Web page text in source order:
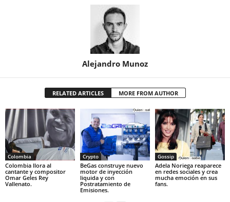
Alejandro Munoz
RELATED ARTICLES MORE FROM AUTHOR
Colombia
Colombia llora al
cantante y compositor
Omar Geles Rey
Vallenato.
Crypto
BeGas construye nuevo
motor de inyección
liquida y con
Postratamiento de
Emisiones.
Gossip
Adela Noriega reaparece
en redes sociales y crea
mucha emoción en sus
fans.